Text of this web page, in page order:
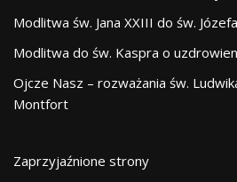
Modlitwa św. Jana XXIII do św. Józefa
Modlitwa do św. Kaspra o
Ojcze Nasz – rozważania św.
Montfort
Zaprzyjaźnione strony